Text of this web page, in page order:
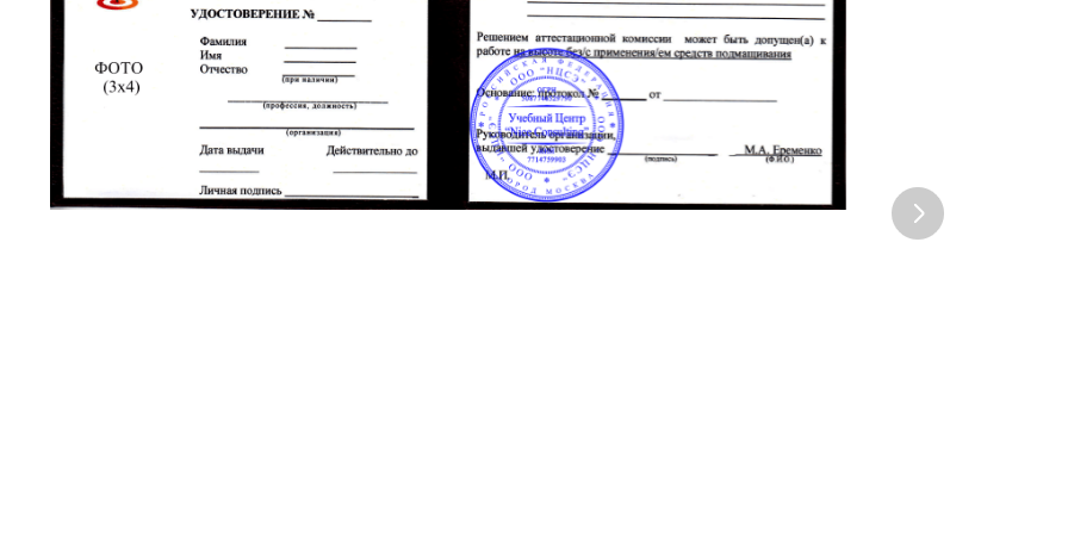
Общие требования, предъявляемые к эксплуатации грузоподъемных машин, а также к работам с
применением грузоподъемных механизмов и устройств
Требования безопасности при работах с применением грузоподъемных кранов
Требования безопасности при работах с применением подъемников
Требования безопасности при работах с применением талей, лебедок, полиспастов, блоков и других